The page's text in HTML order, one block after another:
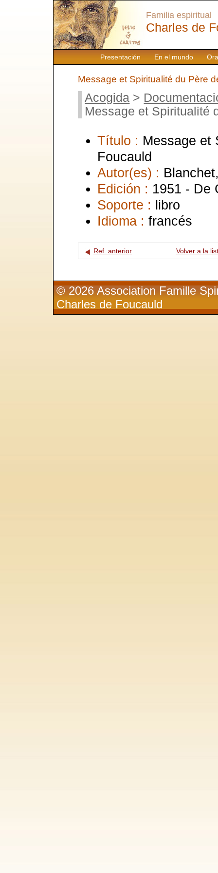
Presentación En el mundo
Familia espiritual
Charles de
Message et Spiritualité du Père
Acogida >
Message et Spiritualité
Título : Message et
Foucauld
Autor(es) :
Edición : 1951 - De
Soporte : libro
Idioma : francés
Ref. anterior Volver a la
© 2026 Association Famille
Charles de Foucauld